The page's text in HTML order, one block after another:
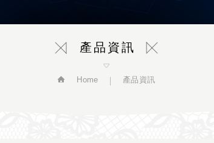
產品資訊
Home 產品資訊